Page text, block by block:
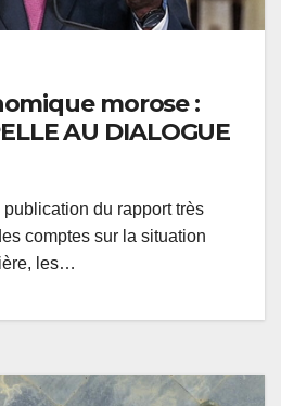
morose :
AU DIALOGUE
du rapport très
comptes sur la situation
les…